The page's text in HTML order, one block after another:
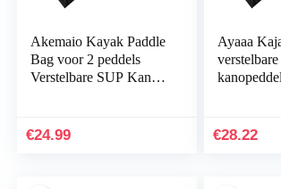
Akemaio Kayak Paddle
Bag voor 2 peddels
Verstelbare SUP Kano
Draagtas
€24.99
Ayaaa
koppen…
€28.22